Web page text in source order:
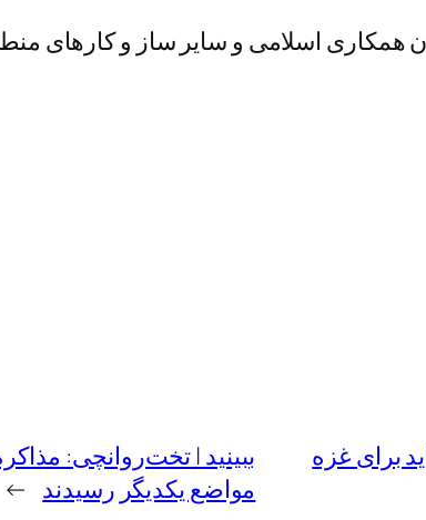
اسلامی و سایر ساز و کارهای
برای غزه
ببینید | تخت‌روانچی:
مواضع یکدیگر رسیدند →